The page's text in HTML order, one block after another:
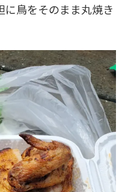
に鳥をそのまま丸焼き